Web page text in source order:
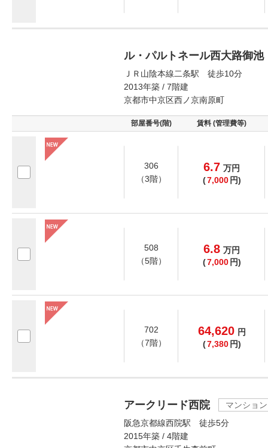
ル・パルトネール西大路御池
ＪＲ山陰本線二条駅 徒歩10分
2013年築 / 7階建
京都市中京区西ノ京南原町
部屋番号(階) 賃料 (管理費等)
306
（3階）
6.7 万円
(7,000 円)
508
（5階）
6.8 万円
(7,000 円)
702
（7階）
64,620 円
(7,380 円)
アークリード西院
マンション
阪急京都線西院駅 徒歩5分
2015年築 / 4階建